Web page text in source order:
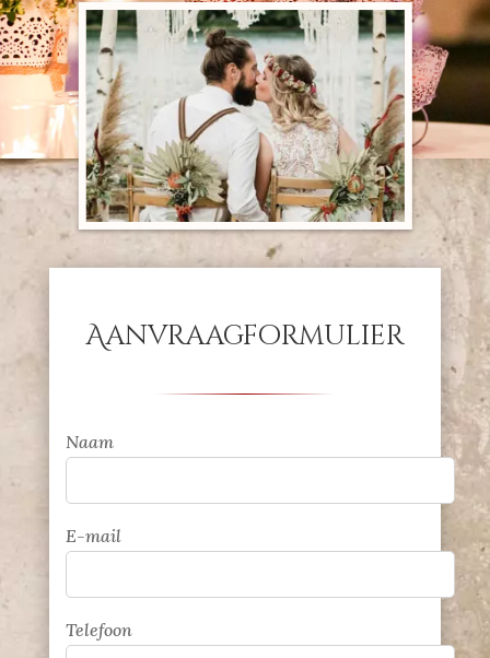
Aanvraagformulier
Naam
E-mail
Telefoon